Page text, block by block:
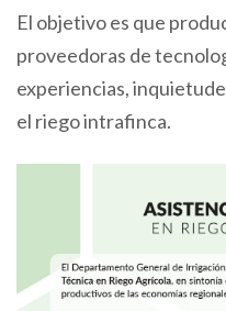
El objetivo es que
proveedoras de
experiencias,
el riego intrafinca.